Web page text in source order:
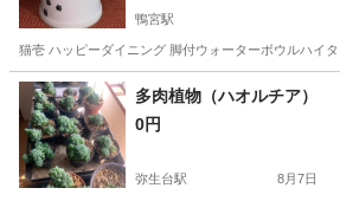
鴨宮駅
猫壱 ハッピーダイニング 脚付ウォーターボウルハイ
神奈川 小田原市 鴨宮駅 その他
多肉植物（ハオルチア）
0円
弥生台駅 8月7日